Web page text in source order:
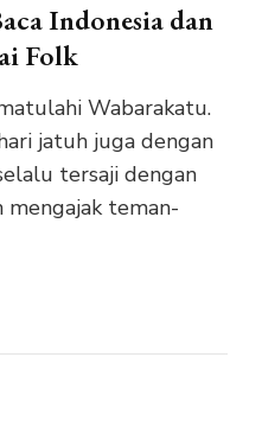
Indonesia dan
Folk
Wabarakatu.
jatuh juga dengan
tersaji dengan
mengajak teman-